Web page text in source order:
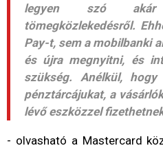
legyen szó akár
tömegközlekedésről.
Pay-t, sem a mobilbanki
és újra megnyitni, és
szükség. Anélkül,
pénztárcájukat, a
lévő eszközzel
- olvasható a Mastercard